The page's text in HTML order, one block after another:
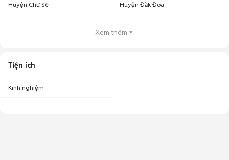
Huyện Chư Sê Huyện Đăk Đoa
Xem thêm
Tiện ích
Kinh nghiệm